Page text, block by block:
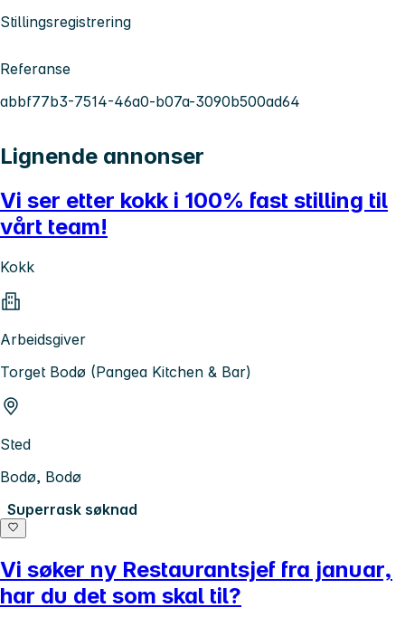
Stillingsregistrering
Referanse
abbf77b3-7514-46a0-b07a-3090b500ad64
Lignende annonser
Vi ser etter kokk i 100% fast stilling til
vårt team!
Kokk
Arbeidsgiver
Torget Bodø (Pangea Kitchen & Bar)
Sted
Bodø, Bodø
Superrask søknad
Vi søker ny Restaurantsjef fra januar,
har du det som skal til?